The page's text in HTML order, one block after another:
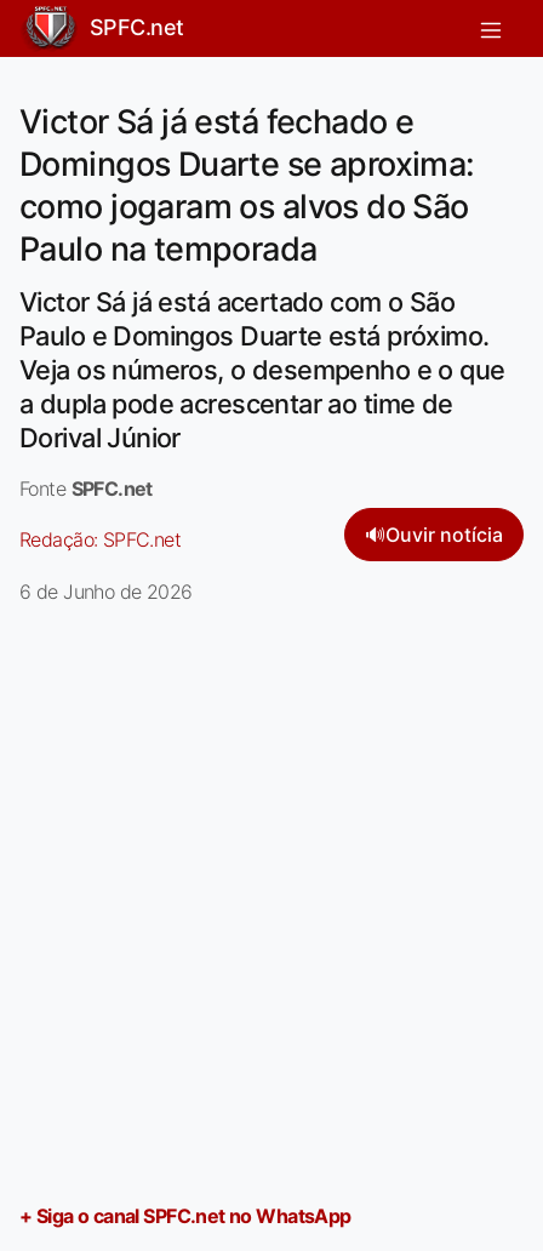
SPFC.net
Victor Sá já está fechado e
Domingos Duarte se aproxima:
como jogaram os alvos do São
Paulo na temporada
Victor Sá já está acertado com o São
Paulo e Domingos Duarte está próximo.
Veja os números, o desempenho e o que
a dupla pode acrescentar ao time de
Dorival Júnior
Fonte SPFC.net
Redação: SPFC.net 🔊Ouvir notícia
6 de Junho de 2026
+ Siga o canal SPFC.net no WhatsApp